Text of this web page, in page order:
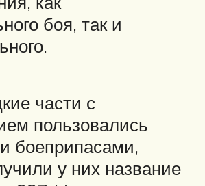
боя, так и
части с
пользовались
боеприпасами,
у них название